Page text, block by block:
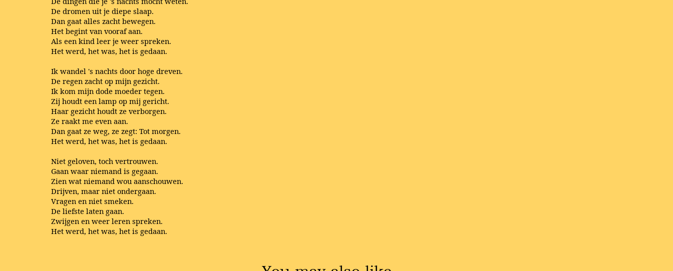
De dromen uit je diepe slaap.
Dan gaat alles zacht bewegen.
Het begint van vooraf aan.
Als een kind leer je weer spreken.
Het werd, het was, het is gedaan.
Ik wandel 's nachts door hoge dreven.
De regen zacht op mijn gezicht.
Ik kom mijn dode moeder tegen.
Zij houdt een lamp op mij gericht.
Haar gezicht houdt ze verborgen.
Ze raakt me even aan.
Dan gaat ze weg, ze zegt: Tot morgen.
Het werd, het was, het is gedaan.
Niet geloven, toch vertrouwen.
Gaan waar niemand is gegaan.
Zien wat niemand wou aanschouwen.
Drijven, maar niet ondergaan.
Vragen en niet smeken.
De liefste laten gaan.
Zwijgen en weer leren spreken.
Het werd, het was, het is gedaan.